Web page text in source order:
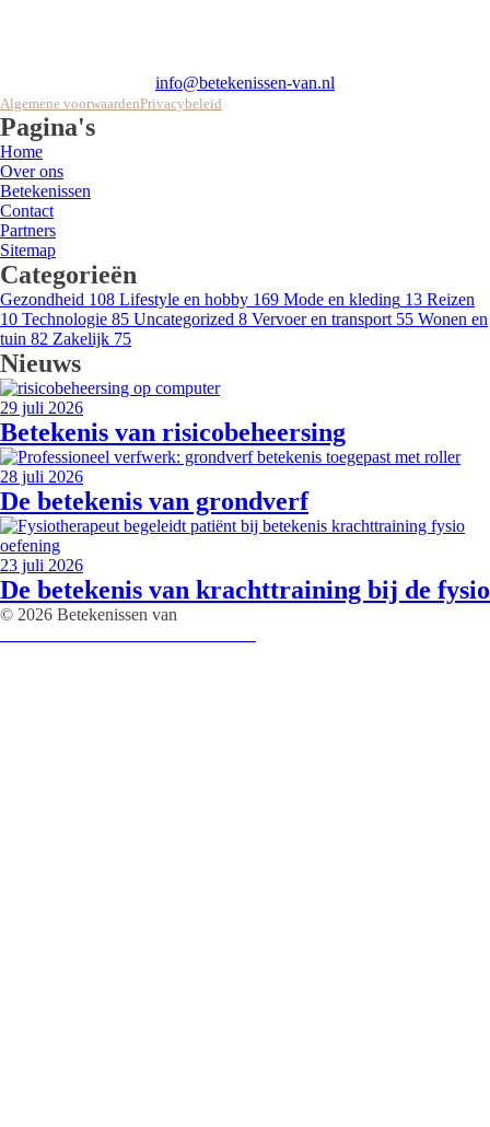
info@betekenissen-van.nl
Algemene voorwaardenPrivacybeleid
Pagina's
Home
Over ons
Betekenissen
Contact
Partners
Sitemap
Categorieën
Gezondheid 108 Lifestyle en hobby 169 Mode en kleding 13 Reizen
10 Technologie 85 Uncategorized 8 Vervoer en transport 55 Wonen en
tuin 82 Zakelijk 75
Nieuws
29 juli 2026
Betekenis van risicobeheersing
28 juli 2026
De betekenis van grondverf
23 juli 2026
De betekenis van krachttraining bij de fysio
© 2026 Betekenissen van